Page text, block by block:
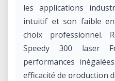
les applications
intuitif et son faible
choix professionnel.
Speedy 300 laser
performances
efficacité de production